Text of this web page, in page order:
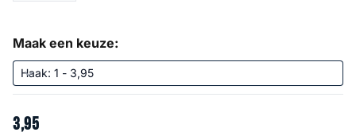
Maak een keuze:
3,95